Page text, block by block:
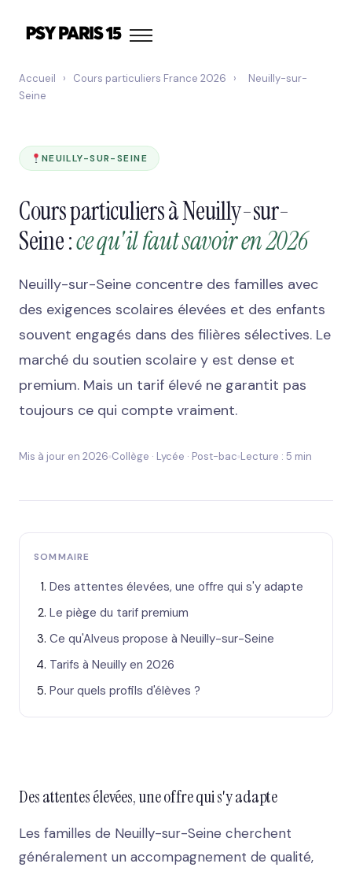
Accueil › Cours particuliers France 2026 ›
Neuilly-sur-
Seine
NEUILLY-SUR-SEINE
Cours particuliers à Neuilly-sur-
Seine :ce qu'il faut savoir en 2026
Neuilly-sur-Seine concentre des familles avec
des exigences scolaires élevées et des enfants
souvent engagés dans des filières sélectives. Le
marché du soutien scolaire y est dense et
premium. Mais un tarif élevé ne garantit pas
toujours ce qui compte vraiment.
Mis à jour en 2026 Collège · Lycée · Post-bac Lecture : 5 min
SOMMAIRE
Des attentes élevées, une offre qui s'y adapte
Le piège du tarif premium
Ce qu'Alveus propose à Neuilly-sur-Seine
Tarifs à Neuilly en 2026
Pour quels profils d'élèves ?
Des attentes élevées, une offre qui s'y adapte
Les familles de Neuilly-sur-Seine cherchent
généralement un accompagnement de qualité,